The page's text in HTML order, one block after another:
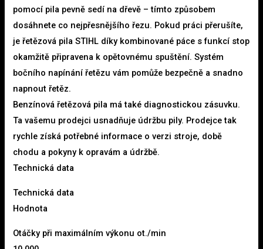
pomocí pila pevně sedí na dřevě – tímto způsobem
dosáhnete co nejpřesnějšího řezu. Pokud práci přerušíte,
je řetězová pila STIHL díky kombinované páce s funkcí stop
okamžitě připravena k opětovnému spuštění. Systém
bočního napínání řetězu vám pomůže bezpečně a snadno
napnout řetěz.
Benzínová řetězová pila má také diagnostickou zásuvku.
Ta vašemu prodejci usnadňuje údržbu pily. Prodejce tak
rychle získá potřebné informace o verzi stroje, době
chodu a pokyny k opravám a údržbě.
Technická data
Technická data
Hodnota
Otáčky při maximálním výkonu ot./min